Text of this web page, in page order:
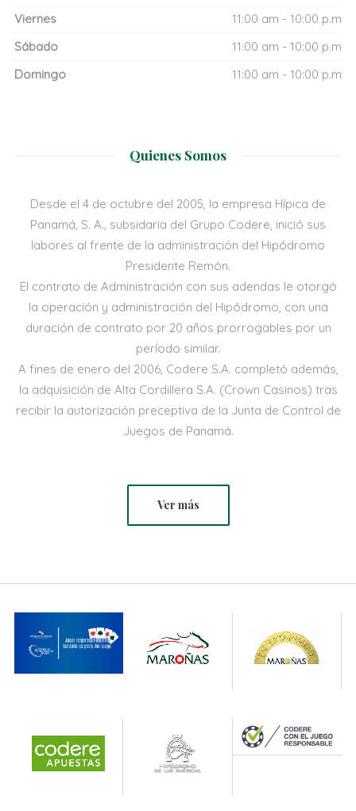
Viernes
11:00 am - 10:00 p.m
Sábado
11:00 am - 10:00 p.m
Domingo
11:00 am - 10:00 p.m
Quienes Somos
Desde el 4 de octubre del 2005, la empresa Hípica de
Panamá, S. A., subsidaria del Grupo Codere, inició sus
labores al frente de la administración del Hipódromo
Presidente Remón.
El contrato de Administración con sus adendas le otorgó
la operación y administración del Hipódromo, con una
duración de contrato por 20 años prorrogables por un
período similar.
A fines de enero del 2006, Codere S.A. completó además,
la adquisición de Alta Cordillera S.A. (Crown Casinos) tras
recibir la autorización preceptiva de la Junta de Control de
Juegos de Panamá.
Ver más